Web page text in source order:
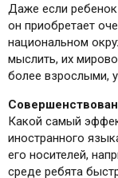
Даже если
он приобретает
национальном
мыслить, их
более взрослыми,
Какой самый
иностранного
его носителей,
среде ребята